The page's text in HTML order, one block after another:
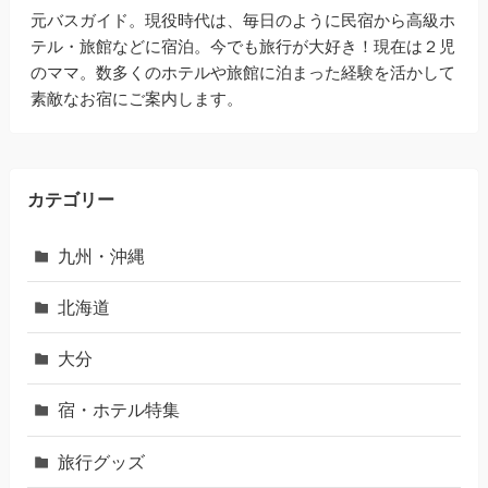
mia
元バスガイド。現役時代は、毎日のように民宿から高級ホ
テル・旅館などに宿泊。今でも旅行が大好き！現在は２児
のママ。数多くのホテルや旅館に泊まった経験を活かして
素敵なお宿にご案内します。